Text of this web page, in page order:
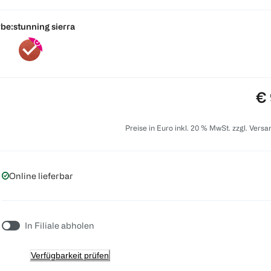
stunning sierra
€
Preise in Euro inkl. 20 % MwSt. zzgl.
Online lieferbar
In Filiale abholen
Verfügbarkeit prüfen